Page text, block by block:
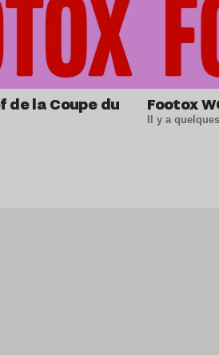
de la Coupe du Footox
Il y a